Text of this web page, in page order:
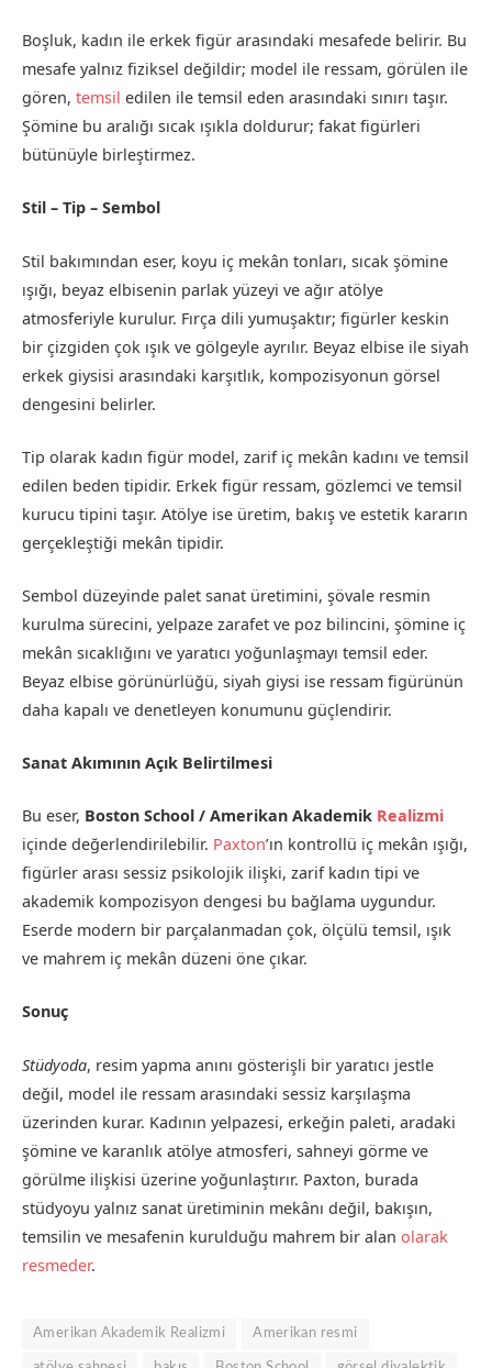
Boşluk, kadın ile erkek figür arasındaki mesafede belirir. Bu
mesafe yalnız fiziksel değildir; model ile ressam, görülen ile
gören, temsil edilen ile temsil eden arasındaki sınırı taşır.
Şömine bu aralığı sıcak ışıkla doldurur; fakat figürleri
bütünüyle birleştirmez.
Stil – Tip – Sembol
Stil bakımından eser, koyu iç mekân tonları, sıcak şömine
ışığı, beyaz elbisenin parlak yüzeyi ve ağır atölye
atmosferiyle kurulur. Fırça dili yumuşaktır; figürler keskin
bir çizgiden çok ışık ve gölgeyle ayrılır. Beyaz elbise ile siyah
erkek giysisi arasındaki karşıtlık, kompozisyonun görsel
dengesini belirler.
Tip olarak kadın figür model, zarif iç mekân kadını ve temsil
edilen beden tipidir. Erkek figür ressam, gözlemci ve temsil
kurucu tipini taşır. Atölye ise üretim, bakış ve estetik kararın
gerçekleştiği mekân tipidir.
Sembol düzeyinde palet sanat üretimini, şövale resmin
kurulma sürecini, yelpaze zarafet ve poz bilincini, şömine iç
mekân sıcaklığını ve yaratıcı yoğunlaşmayı temsil eder.
Beyaz elbise görünürlüğü, siyah giysi ise ressam figürünün
daha kapalı ve denetleyen konumunu güçlendirir.
Sanat Akımının Açık Belirtilmesi
Bu eser, Boston School / Amerikan Akademik Realizmi
içinde değerlendirilebilir. Paxton’ın kontrollü iç mekân ışığı,
figürler arası sessiz psikolojik ilişki, zarif kadın tipi ve
akademik kompozisyon dengesi bu bağlama uygundur.
Eserde modern bir parçalanmadan çok, ölçülü temsil, ışık
ve mahrem iç mekân düzeni öne çıkar.
Sonuç
Stüdyoda, resim yapma anını gösterişli bir yaratıcı jestle
değil, model ile ressam arasındaki sessiz karşılaşma
üzerinden kurar. Kadının yelpazesi, erkeğin paleti, aradaki
şömine ve karanlık atölye atmosferi, sahneyi görme ve
görülme ilişkisi üzerine yoğunlaştırır. Paxton, burada
stüdyoyu yalnız sanat üretiminin mekânı değil, bakışın,
temsilin ve mesafenin kurulduğu mahrem bir alan olarak
resmeder.
Amerikan Akademik Realizmi Amerikan resmi